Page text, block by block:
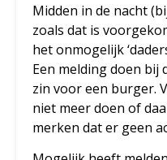
Midden in de nacht
zoals dat is
het onmogelijk
Een melding doen bij
zin voor een burger.
niet meer doen of
merken dat er geen